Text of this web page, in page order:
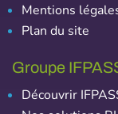
Mentions
Plan du site
Groupe
Découvrir